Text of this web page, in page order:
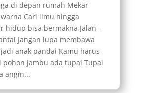
di depan rumah Mekar
Cari ilmu hingga
hidup bisa bermakna Jalan –
Jangan lupa membawa
anak pandai Kamu harus
pohon jambu ada tupai Tupai
angin...